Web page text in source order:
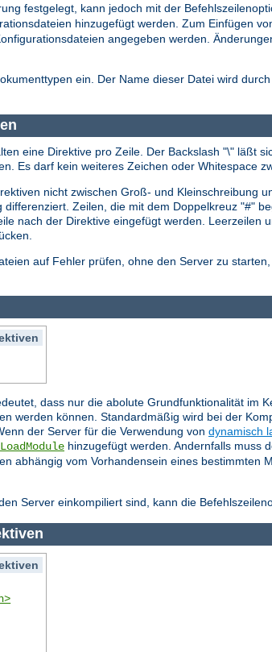
festgelegt, kann jedoch mit der
hinzugefügt werden. Zum Einfügen
angegeben werden.
ein. Der Name dieser Datei wird
eine Direktive pro Zeile. Der Backslash "\" läßt
Es darf kein weiteres Zeichen oder Whitespace
nicht zwischen Groß- und Kleinschreibung
Zeilen, die mit dem Doppelkreuz "#"
nach der Direktive eingefügt werden. Leerzeilen
auf Fehler prüfen, ohne den Server zu
dass nur die abolute Grundfunktionalität im
werden können. Standardmäßig wird bei der
der Server für die Verwendung von dynamisch
LoadModule hinzugefügt werden. Andernfalls muss
abhängig vom Vorhandensein eines bestimmten
Server einkompiliert sind, kann die